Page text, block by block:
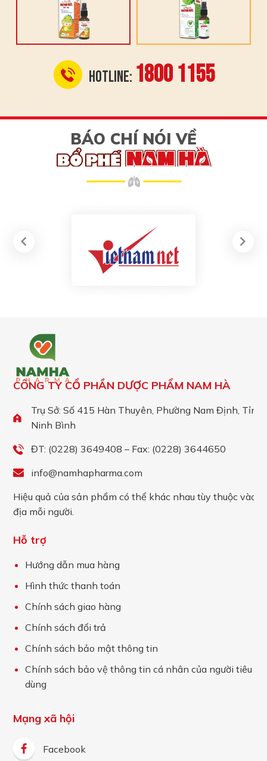
Hotline: 1800 1155
BÁO CHÍ NÓI VỀ
CÔNG TY CỔ PHẦN DƯỢC PHẨM NAM HÀ
Trụ Sở: Số 415 Hàn Thuyên, Phường Nam Định, Tỉnh
Ninh Bình
ĐT: (0228) 3649408 – Fax: (0228) 3644650
info@namhapharma.com
Hiệu quả của sản phẩm có thể khác nhau tùy thuộc vào
địa mỗi người.
Hỗ trợ
Hướng dẫn mua hàng
Hình thức thanh toán
Chính sách giao hàng
Chính sách đổi trả
Chính sách bảo mật thông tin
Chính sách bảo vệ thông tin cá nhân của người tiêu
dùng
Mạng xã hội
Facebook